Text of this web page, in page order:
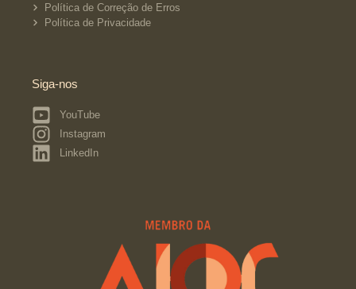
Política de Correção de Erros
Política de Privacidade
Siga-nos
YouTube
Instagram
LinkedIn